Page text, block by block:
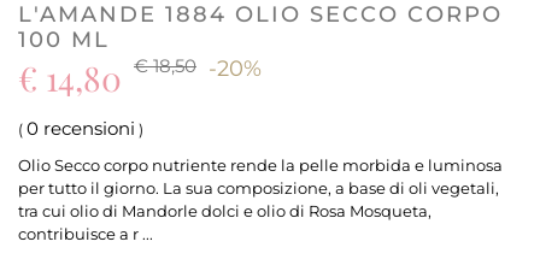
L'AMANDE 1884 OLIO SECCO CORPO
100 ML
€ 18,50 -20%
€ 14,80
( 0 recensioni )
Olio Secco corpo nutriente rende la pelle morbida e luminosa
per tutto il giorno. La sua composizione, a base di oli vegetali,
tra cui olio di Mandorle dolci e olio di Rosa Mosqueta,
contribuisce a r ...